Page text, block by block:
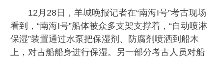
12月28日，羊城晚报记者在“南海I号”考古现场
看到，“南海I号”船体被众多支架支撑着，“自动喷淋
保湿”装置通过水泵把保湿剂、防腐剂喷洒到船木
上，对古船船身进行保湿。另一部分考古人员对船